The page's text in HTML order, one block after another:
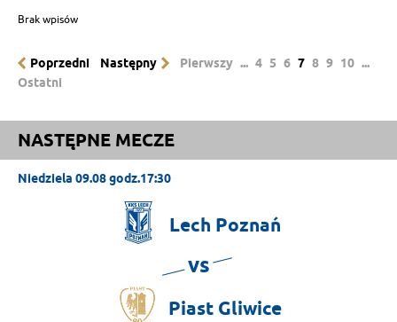
Brak wpisów
Poprzedni Następny Pierwszy ... 4 5 6 7 8 9 10 ...
Ostatni
NASTĘPNE MECZE
Niedziela 09.08 godz.17:30
Lech Poznań
vs
Piast Gliwice